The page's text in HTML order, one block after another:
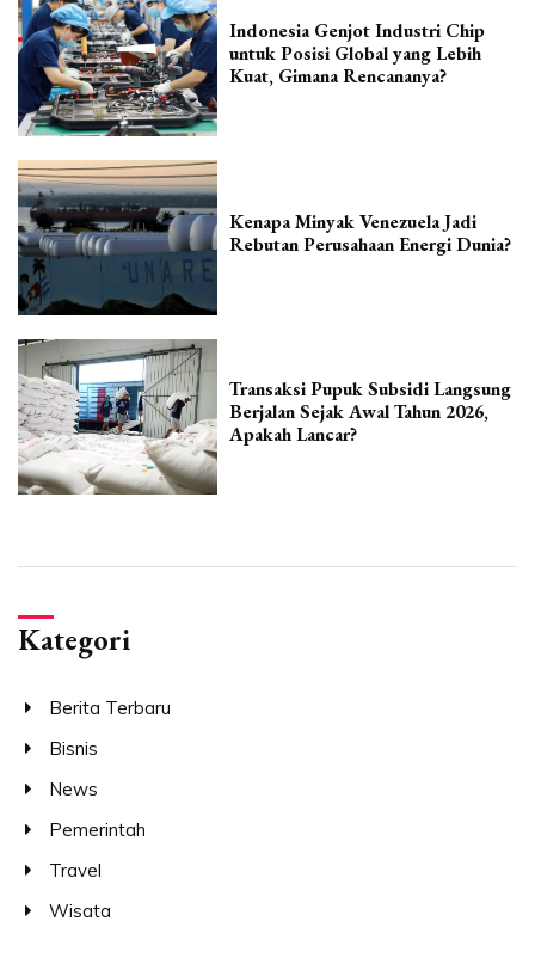
Indonesia Genjot Industri Chip
untuk Posisi Global yang Lebih
Kuat, Gimana Rencananya?
Kenapa Minyak Venezuela Jadi
Rebutan Perusahaan Energi Dunia?
Transaksi Pupuk Subsidi Langsung
Berjalan Sejak Awal Tahun 2026,
Apakah Lancar?
Kategori
Berita Terbaru
Bisnis
News
Pemerintah
Travel
Wisata